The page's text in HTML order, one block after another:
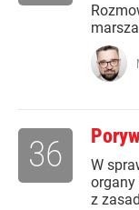
W
organy
z
36